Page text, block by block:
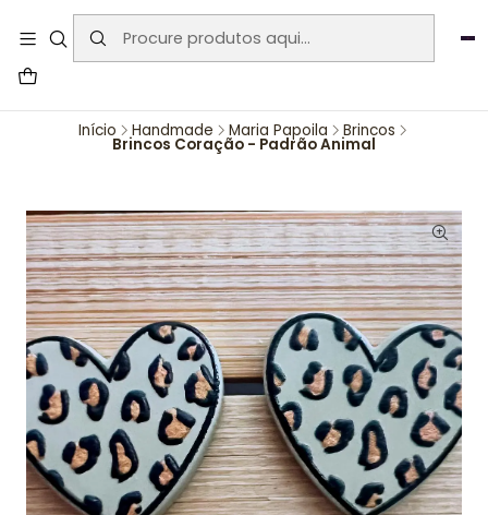
User-agent: * Allow: / Sitemap:
https://www.auraemporium.pt/sitemap.xml
Início Handmade Maria Papoila Brincos
Brincos Coração - Padrão Animal